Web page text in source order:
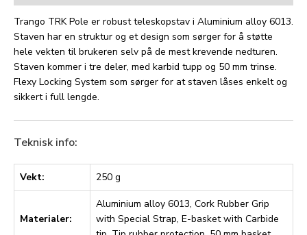
Trango TRK Pole er robust teleskopstav i Aluminium alloy 6013.
Staven har en struktur og et design som sørger for å støtte
hele vekten til brukeren selv på de mest krevende nedturen.
Staven kommer i tre deler, med karbid tupp og 50 mm trinse.
Flexy Locking System som sørger for at staven låses enkelt og
sikkert i full lengde.
Teknisk info:
Vekt: 250 g
Materialer:
Aluminium alloy 6013, Cork Rubber Grip
with Special Strap, E-basket with Carbide